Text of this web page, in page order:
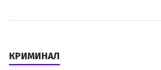
КРИМИНАЛ